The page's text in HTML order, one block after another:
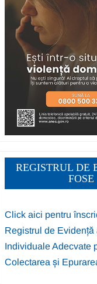
REGISTRUL DE
FOSE
Click aici pentru
Registrul de Evidență
Individuale Adecvate
Colectarea și